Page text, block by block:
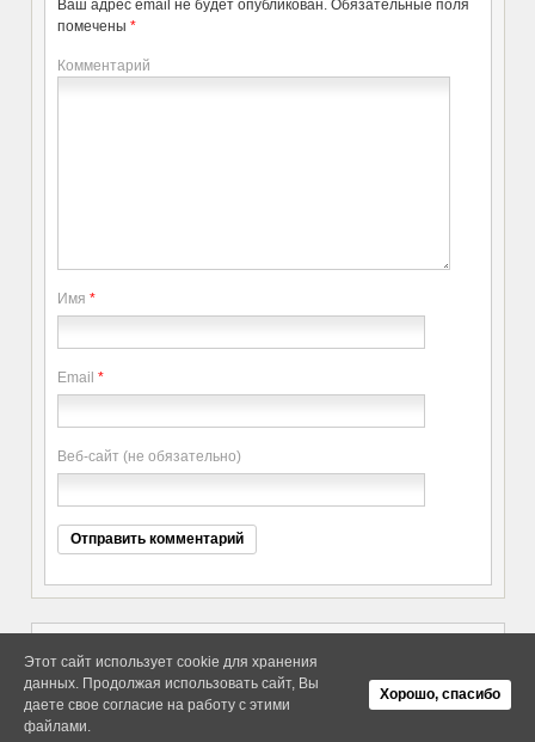
Ваш адрес email не будет опубликован. Обязательные поля
помечены *
Комментарий
Имя *
Email *
Веб-сайт (не обязательно)
Об Arras WordPress Theme
Copyright elitethings. All Rights
Reserved.
Этот сайт использует cookie для хранения
данных. Продолжая использовать сайт, Вы
даете свое согласие на работу с этими
файлами.
Хорошо, спасибо